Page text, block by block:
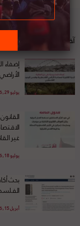
آخر الأخبار
إضفاء
يوليو 29, 2026
غير
يوليو 18, 2026
بحث
أبريل 15, 2026